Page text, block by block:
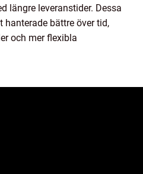
längre leveranstider. Dessa
bättre över tid,
och mer flexibla